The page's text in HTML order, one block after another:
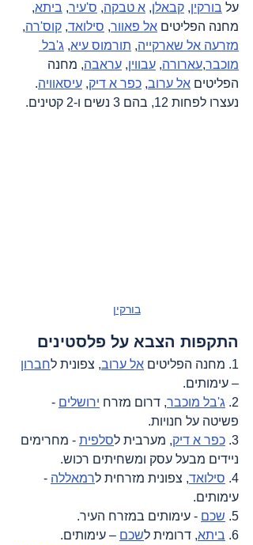
על בורקין, קבאלן, א טבקה, ס'עיר, ביתא,
מחנה הפליטים אל פאוור, סילואד, קוס'רה,
מזרעה אל שארקייה, תורמוס עיא, ג'בל
מוכבר,עארורה, עבווין, עראבה, מחנה
הפליטים אל ערוב, כפר א דיק, עיסאוויה.
נעצרו לפחות 12, בהם 3 נשים ו-2 קטינים.
בורקין
התקפות הצבא על פלסטינים
1. מחנה הפליטים אל ערוב, צפונית לחברון
– עימותים.
2. ג'בל מוכבר, דרום מזרח ירושלים -
פשיטה על חנויות.
3. כפר א דיק, מערבית לסלפית - מחרימים
ניידים מבעל עסק ומשחיתים רכוש.
4. סילואד, צפונית מזרחית לרמאללה -
עימותים.
5. שכם - עימותים במזרח העיר.
6. ביתא, דרומית לשכם – עימותים.